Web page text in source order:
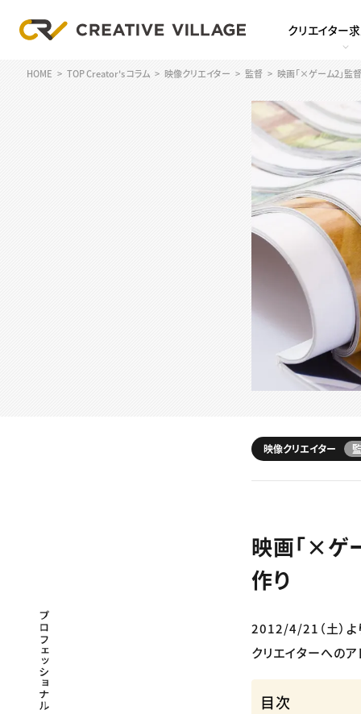
クリエイター
HOME TOP Creator's コラム 映像クリエイター 監督 映画「×ゲーム2」監
映像クリエイター
映画「×ゲ
作り
2012/4/21（土）よ
クリエイターへのア
目次